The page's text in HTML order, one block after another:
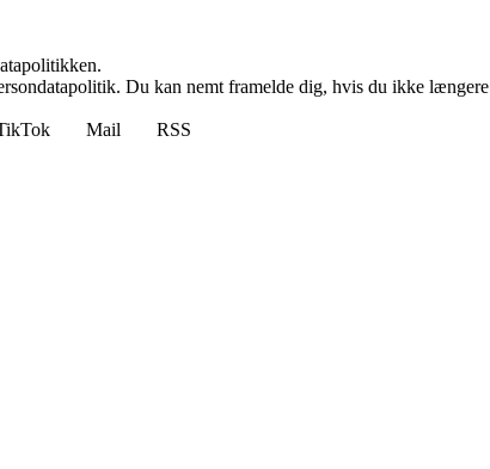
Du kan nemt framelde dig, hvis du ikke
Mail
RSS